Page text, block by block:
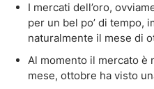
I mercati dell’oro,
per un bel po’ di tempo,
naturalmente il mese di
Al momento il mercato è
mese, ottobre ha visto